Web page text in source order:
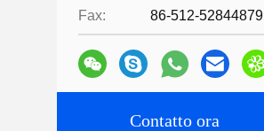
Fax: 86-512-52844879
Contatto ora